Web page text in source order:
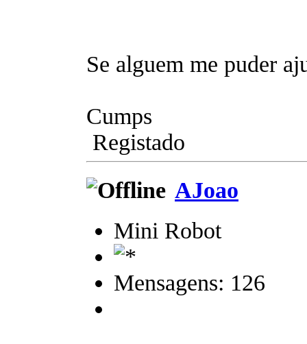
Se alguem me puder
Cumps
Registado
AJoao
Mini Robot
Mensagens: 126